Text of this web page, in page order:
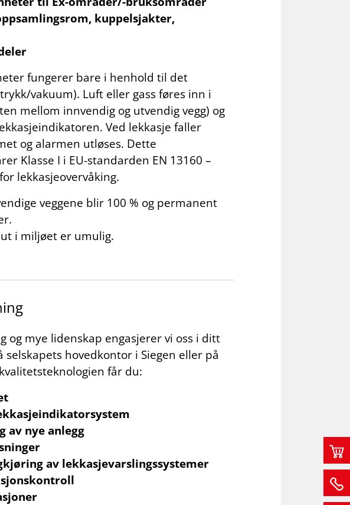
kuppelsjakter,
fungerer bare i henhold til det
vakuum). Luft eller gass føres inn i
mellom innvendig og utvendig vegg) og
Ved lekkasje faller
og alarmen utløses. Dette
Klasse I i EU-standarden EN 13160 –
lekkasjeovervåking.
veggene blir 100 % og permanent
i miljøet er umulig.
og mye lidenskap engasjerer vi oss i ditt
hovedkontor i Siegen eller på
får du:
av nye anlegg
av lekkasjevarslingssystemer